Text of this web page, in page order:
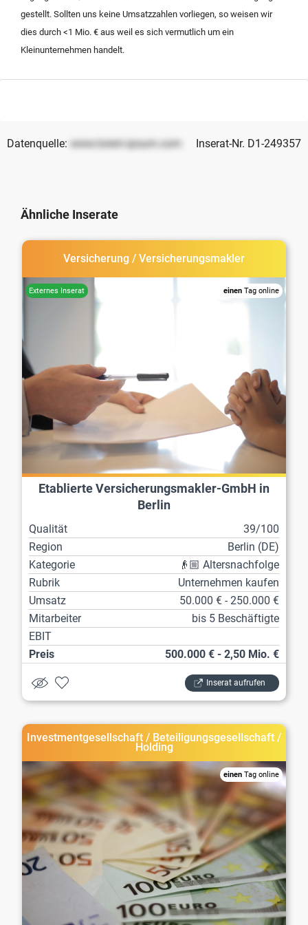
gestellt. Sollten uns keine Umsatzzahlen vorliegen, so weisen wir
dies durch <1 Mio. € aus weil es sich vermutlich um ein
Kleinunternehmen handelt.
Datenquelle: www.lorem-ipsum.com Inserat-Nr. D1-249357
Ähnliche Inserate
Versicherung / Versicherungsmakler
einen Tag online
Etablierte Versicherungsmakler-GmbH in
Berlin
Qualität
39/100
Region
Berlin (DE)
Kategorie
👴🏼 Altersnachfolge
Rubrik
Unternehmen kaufen
Umsatz
50.000 € - 250.000 €
Mitarbeiter
bis 5 Beschäftigte
EBIT
Preis
500.000 € - 2,50 Mio. €
Inserat aufrufen
Investmentgesellschaft / Beteiligungsgesellschaft /
Holding
einen Tag online